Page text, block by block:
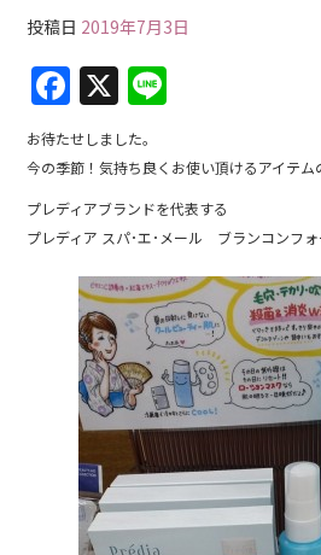
投稿日 2019年7月3日
F
a
c
e
b
o
o
k
X
e
お待たせしました。
今の季節！気持ち良くお使い頂けるアイテム
プレディアブランドを代表する
プレディア スパ･エ･メール ブランコンフォ